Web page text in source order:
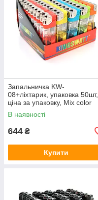
Запальничка KW-
08+ліхтарик, упаковка 50шт,
ціна за упаковку, Mix color
В наявності
644 ₴
Купити